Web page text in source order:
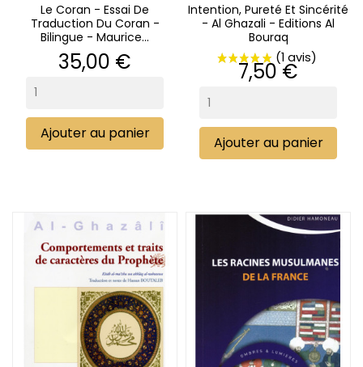
Le Coran - Essai De
Traduction Du Coran -
Bilingue - Maurice...
Prix
35,00 €
Ajouter au panier
Intention, Pureté Et Sincérité
- Al Ghazali - Editions Al
Bouraq
Prix
7,50 €
Ajouter au panier